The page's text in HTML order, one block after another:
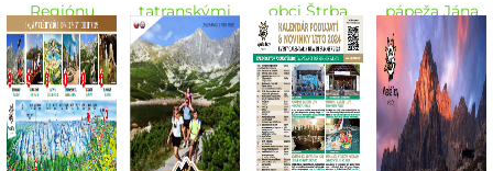
Regiónu
Vysoké Tatry -
ZIMA
2024/2025
tatranskými
zážitkami -
ZIMA
2023/2024 -
SK / EN
obci Štrba
pápeža Jána
Pavla II. vo
Vysokých
Tatrách